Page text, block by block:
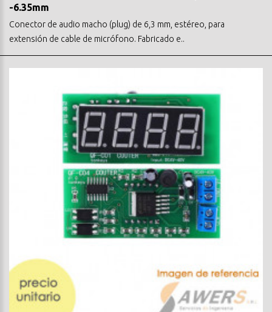
-6.35mm
Conector de audio macho (plug) de 6,3 mm, estéreo, para
extensión de cable de micrófono. Fabricado e..